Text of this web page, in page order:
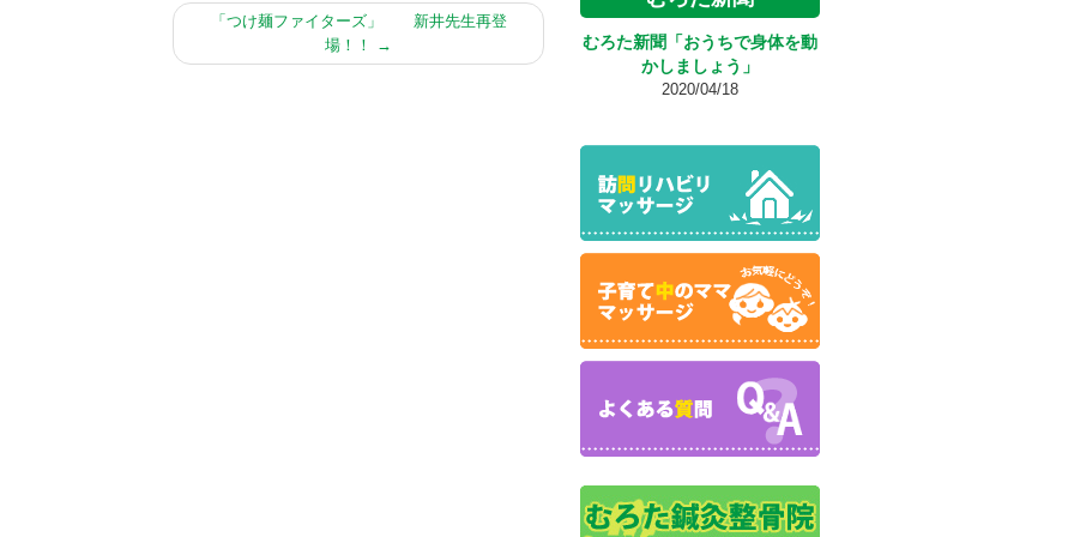
「つけ麺ファイターズ」 新井先生再登
場！！
→
むろた新聞「おうちで身体を動
かしましょう」
2020/04/18